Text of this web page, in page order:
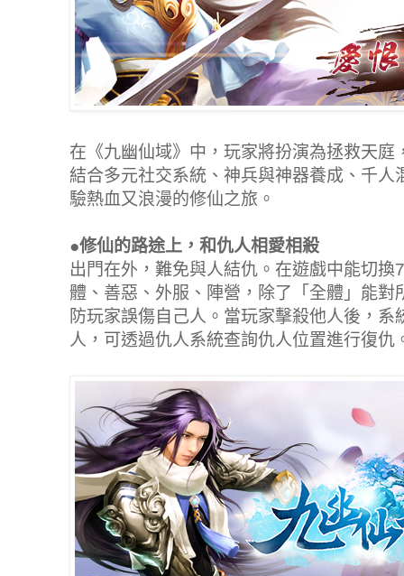
在《九幽仙域》中，玩家將扮演為拯救天
結合多元社交系統、神兵與神器養成、千
驗熱血又浪漫的修仙之旅。
●修仙的路途上，和仇人相愛相殺
出門在外，難免與人結仇。在遊戲中能切
體、善惡、外服、陣營，除了「全體」能
防玩家誤傷自己人。當玩家擊殺他人後，
人，可透過仇人系統查詢仇人位置進行復仇